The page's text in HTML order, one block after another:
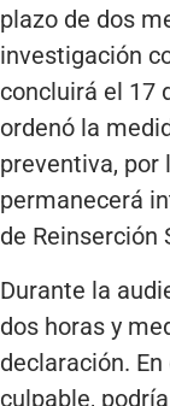
plazo de dos
investigación
concluirá el 17
ordenó la
preventiva, por
permanecerá
de Reinserción
Durante la
dos horas y
declaración.
culpable,